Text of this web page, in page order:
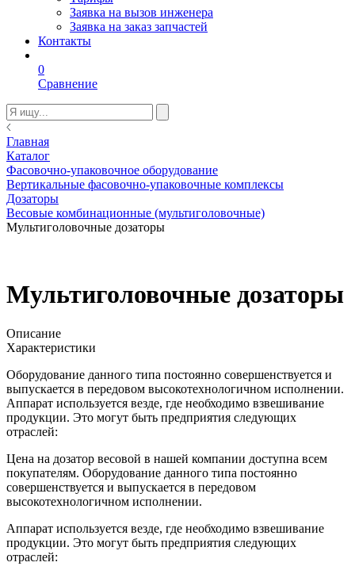
Заявка на вызов инженера
Заявка на заказ запчастей
Контакты
0
Сравнение
Главная
Каталог
Фасовочно-упаковочное оборудование
Вертикальные фасовочно-упаковочные комплексы
Дозаторы
Весовые комбинационные (мультиголовочные)
Мультиголовочные дозаторы
Мультиголовочные дозаторы
Описание
Характеристики
Оборудование данного типа постоянно совершенствуется и
выпускается в передовом высокотехнологичном исполнении.
Аппарат используется везде, где необходимо взвешивание
продукции. Это могут быть предприятия следующих
отраслей:
Цена на дозатор весовой в нашей компании доступна всем
покупателям. Оборудование данного типа постоянно
совершенствуется и выпускается в передовом
высокотехнологичном исполнении.
Аппарат используется везде, где необходимо взвешивание
продукции. Это могут быть предприятия следующих
отраслей: